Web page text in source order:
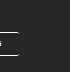
，其中螺母
產生的，並
鬆動。它們